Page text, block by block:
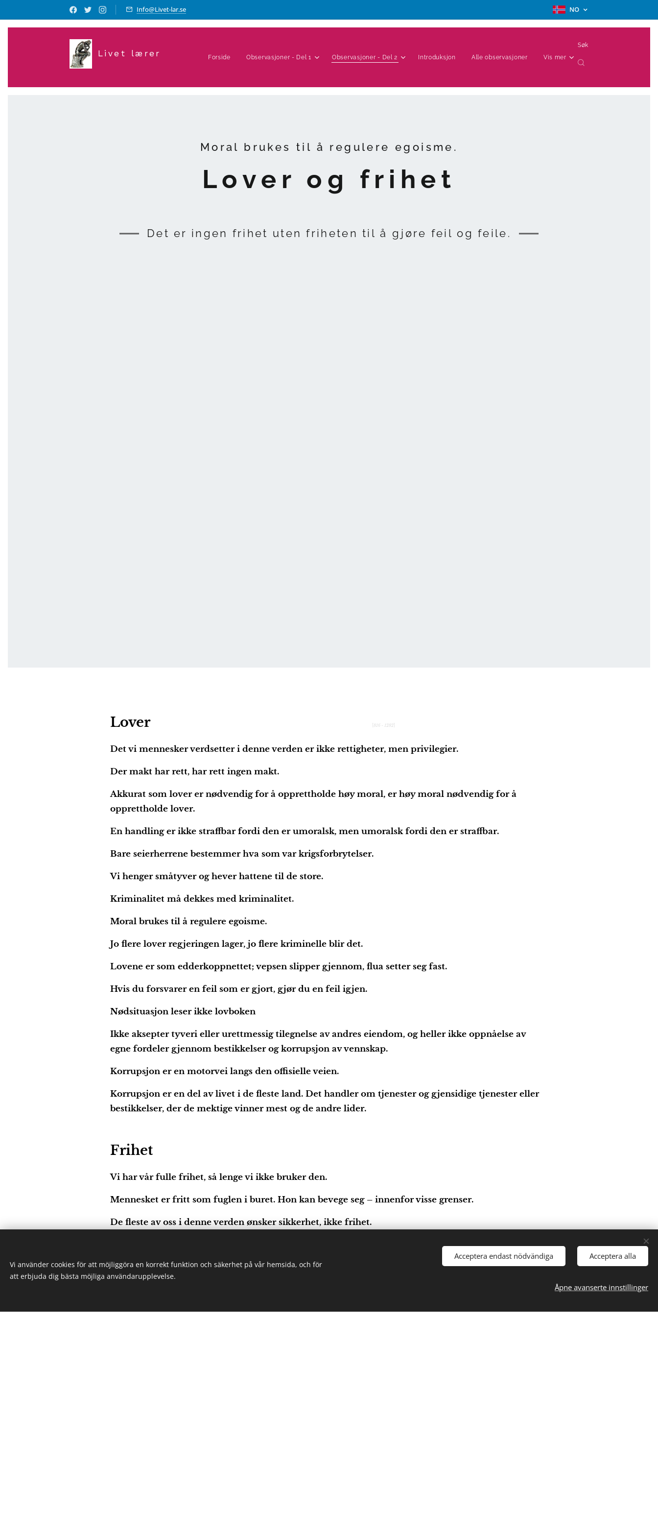
Info@Livet-lar.se NO
Livet lærer Forside Observasjoner - Del 1 Observasjoner - Del 2 Introduksjon Alle observasjoner Vis mer
Søk
Moral brukes til å regulere egoisme.
Lover og frihet
Det er ingen frihet uten friheten til å gjøre feil og feile.
Lover 816 - 1282]
Det vi mennesker verdsetter i denne verden er ikke rettigheter, men privilegier.
Der makt har rett, har rett ingen makt.
Akkurat som lover er nødvendig for å opprettholde høy moral, er høy moral nødvendig for å
opprettholde lover.
En handling er ikke straffbar fordi den er umoralsk, men umoralsk fordi den er straffbar.
Bare seierherrene bestemmer hva som var krigsforbrytelser.
Vi henger småtyver og hever hattene til de store.
Kriminalitet må dekkes med kriminalitet.
Moral brukes til å regulere egoisme.
Jo flere lover regjeringen lager, jo flere kriminelle blir det.
Lovene er som edderkoppnettet; vepsen slipper gjennom, flua setter seg fast.
Hvis du forsvarer en feil som er gjort, gjør du en feil igjen.
Nødsituasjon leser ikke lovboken
Ikke aksepter tyveri eller urettmessig tilegnelse av andres eiendom, og heller ikke oppnåelse av
egne fordeler gjennom bestikkelser og korrupsjon av vennskap.
Korrupsjon er en motorvei langs den offisielle veien.
Korrupsjon er en del av livet i de fleste land. Det handler om tjenester og gjensidige tjenester eller
bestikkelser, der de mektige vinner mest og de andre lider.
Frihet
Vi har vår fulle frihet, så lenge vi ikke bruker den.
Mennesket er fritt som fuglen i buret. Hon kan bevege seg – innenfor visse grenser.
De fleste av oss i denne verden ønsker sikkerhet, ikke frihet.
Aksept og bevissthet er nøklene til frihet.
Frihet er ingenting verdt hvis den ikke inkluderer friheten til å gjøre feil.
Vi använder cookies för att möjliggöra en korrekt funktion och säkerhet på vår hemsida, och för
att erbjuda dig bästa möjliga användarupplevelse.
Acceptera endast nödvändiga Acceptera alla
Åpne avanserte innstillinger